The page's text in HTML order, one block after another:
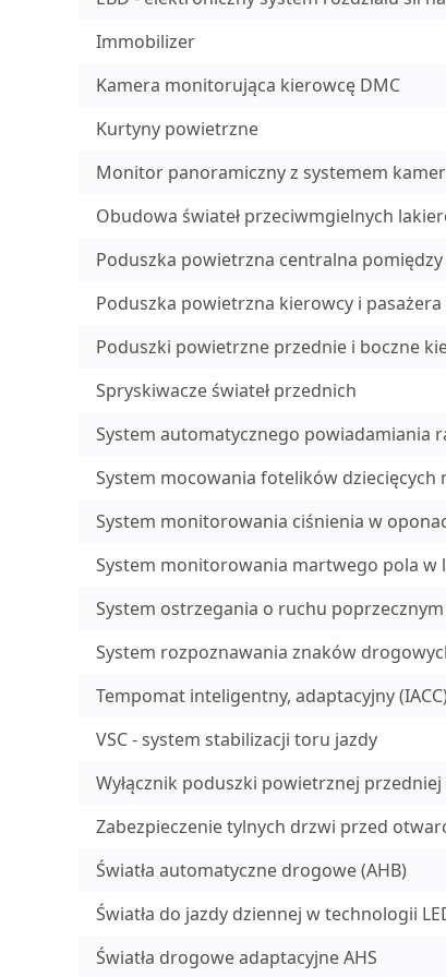
Immobilizer
Kamera monitorująca kierowcę DMC
Kurtyny powietrzne
Monitor panoramiczny z systemem
Obudowa świateł przeciwmgielnych
Poduszka powietrzna centralna
Poduszka powietrzna kierowcy i
Poduszki powietrzne przednie i boczne
Spryskiwacze świateł przednich
System automatycznego powiadamiania
System mocowania fotelików dziecięcych
System monitorowania ciśnienia w
System monitorowania martwego pola w
System ostrzegania o ruchu poprzecznym
System rozpoznawania znaków
Tempomat inteligentny, adaptacyjny
VSC - system stabilizacji toru jazdy
Wyłącznik poduszki powietrznej przedniej
Zabezpieczenie tylnych drzwi przed
Światła automatyczne drogowe (AHB)
Światła do jazdy dziennej w technologii
Światła drogowe adaptacyjne AHS